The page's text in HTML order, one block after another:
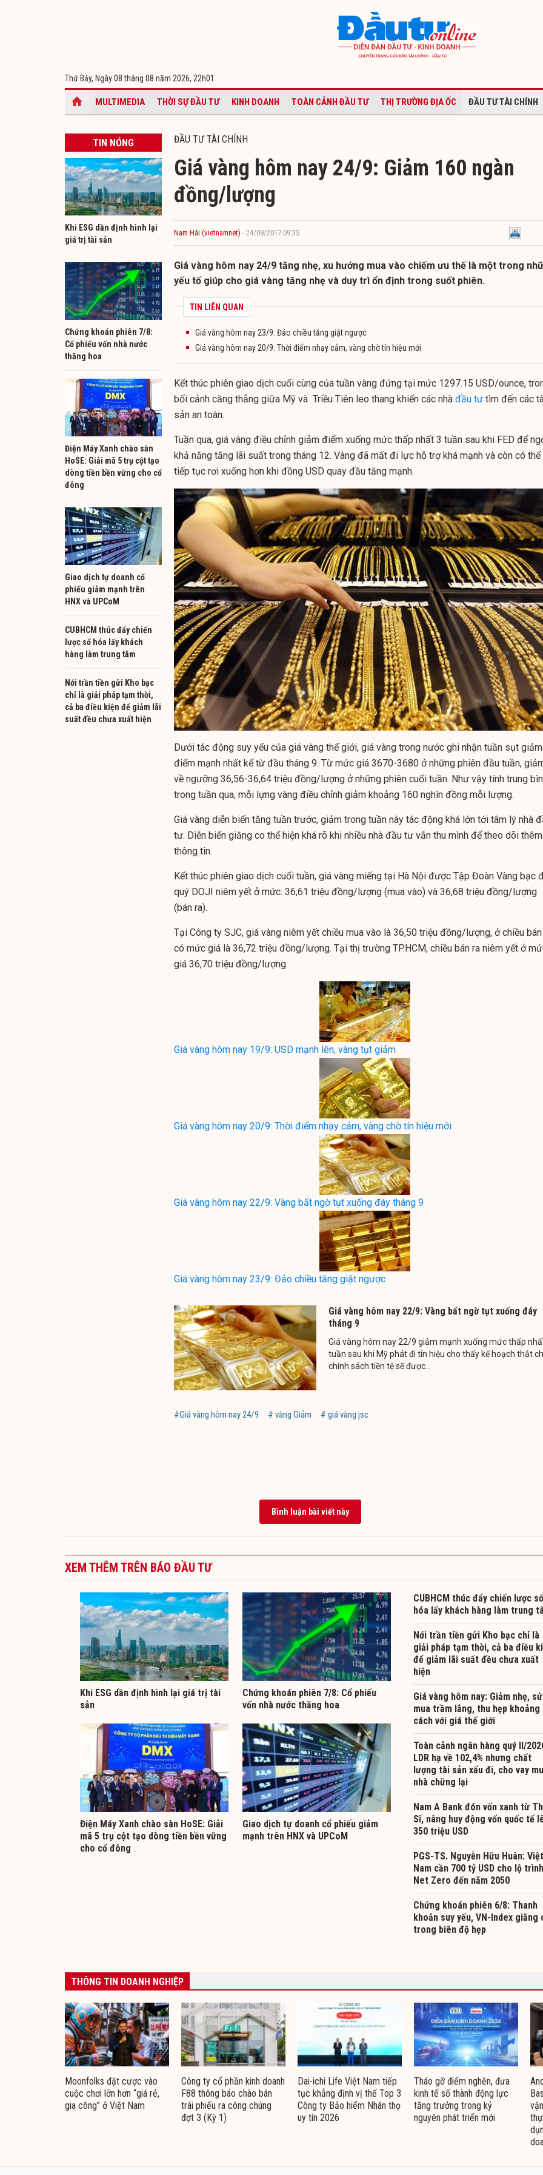
Thứ Bảy, Ngày 08 tháng 08 năm 2026, 22h01
MULTIMEDIA THỜI SỰ ĐẦU TƯ KINH DOANH TOÀN CẢNH ĐẦU TƯ THỊ TRƯỜNG ĐỊA ỐC ĐẦU TƯ TÀI CHÍNH
TIN NÓNG
Khi ESG dần định hình lại
giá trị tài sản
Chứng khoán phiên 7/8:
Cổ phiếu vốn nhà nước
thăng hoa
Điện Máy Xanh chào sàn
HoSE: Giải mã 5 trụ cột tạo
dòng tiền bền vững cho cổ
đông
Giao dịch tự doanh cổ
phiếu giảm mạnh trên
HNX và UPCoM
CUBHCM thúc đẩy chiến
lược số hóa lấy khách
hàng làm trung tâm
Nới trần tiền gửi Kho bạc
chỉ là giải pháp tạm thời,
cả ba điều kiện để giảm lãi
suất đều chưa xuất hiện
ĐẦU TƯ TÀI CHÍNH
Giá vàng hôm nay 24/9: Giảm 160 ngàn
đồng/lượng
Nam Hải (vietnamnet) - 24/09/2017 09:35
Giá vàng hôm nay 24/9 tăng nhẹ, xu hướng mua vào chiếm ưu thế là một trong
yếu tố giúp cho giá vàng tăng nhẹ và duy trì ổn định trong suốt phiên.
TIN LIÊN QUAN
Giá vàng hôm nay 23/9: Đảo chiều tăng giật ngược
Giá vàng hôm nay 20/9: Thời điểm nhạy cảm, vàng chờ tín hiệu mới
Kết thúc phiên giao dịch cuối cùng của tuần vàng đứng tại mức 1297.15 USD/ounce,
bối cảnh căng thẳng giữa Mỹ và Triều Tiên leo thang khiến các nhà đầu tư tìm đến các
sản an toàn.
Tuần qua, giá vàng điều chỉnh giảm điểm xuống mức thấp nhất 3 tuần sau khi FED để
khả năng tăng lãi suất trong tháng 12. Vàng đã mất đi lực hỗ trợ khá mạnh và còn có thể
tiếp tục rơi xuống hơn khi đồng USD quay đầu tăng mạnh.
Dưới tác động suy yếu của giá vàng thế giới, giá vàng trong nước ghi nhận tuần sụt giảm
điểm mạnh nhất kể từ đầu tháng 9. Từ mức giá 3670-3680 ở những phiên đầu tuần,
về ngưỡng 36,56-36,64 triệu đồng/lượng ở những phiên cuối tuần. Như vậy tính trung
trong tuần qua, mỗi lựng vàng điều chỉnh giảm khoảng 160 nghìn đồng mỗi lượng.
Giá vàng diễn biến tăng tuần trước, giảm trong tuần này tác động khá lớn tới tâm lý nhà
tư. Diễn biến giằng co thể hiện khá rõ khi nhiều nhà đầu tư vẫn thu mình để theo dõi thêm
thông tin.
Kết thúc phiên giao dịch cuối tuần, giá vàng miếng tại Hà Nội được Tập Đoàn Vàng bạc
quý DOJI niêm yết ở mức: 36,61 triệu đồng/lượng (mua vào) và 36,68 triệu đồng/lượng
(bán ra).
Tại Công ty SJC, giá vàng niêm yết chiều mua vào là 36,50 triệu đồng/lượng, ở chiều
có mức giá là 36,72 triệu đồng/lượng. Tại thị trường TP.HCM, chiều bán ra niêm yết ở
giá 36,70 triệu đồng/lượng.
Giá vàng hôm nay 19/9: USD mạnh lên, vàng tụt giảm
Giá vàng hôm nay 20/9: Thời điểm nhạy cảm, vàng chờ tín hiệu mới
Giá vàng hôm nay 22/9: Vàng bất ngờ tụt xuống đáy tháng 9
Giá vàng hôm nay 23/9: Đảo chiều tăng giật ngược
Giá vàng hôm nay 22/9: Vàng bất ngờ tụt xuống đáy
tháng 9
Giá vàng hôm nay 22/9 giảm mạnh xuống mức thấp
tuần sau khi Mỹ phát đi tín hiệu cho thấy kế hoạch thắt
chính sách tiền tệ sẽ được...
#Giá vàng hôm nay 24/9 # vàng Giảm # giá vàng jsc
Bình luận bài viết này
XEM THÊM TRÊN BÁO ĐẦU TƯ
Khi ESG dần định hình lại giá trị tài
sản
Chứng khoán phiên 7/8: Cổ phiếu
vốn nhà nước thăng hoa
Điện Máy Xanh chào sàn HoSE: Giải
mã 5 trụ cột tạo dòng tiền bền vững
cho cổ đông
Giao dịch tự doanh cổ phiếu giảm
mạnh trên HNX và UPCoM
CUBHCM thúc đẩy chiến lược số
hóa lấy khách hàng làm trung
Nới trần tiền gửi Kho bạc chỉ là
giải pháp tạm thời, cả ba điều
để giảm lãi suất đều chưa xuất
hiện
Giá vàng hôm nay: Giảm nhẹ,
mua trầm lắng, thu hẹp khoảng
cách với giá thế giới
Toàn cảnh ngân hàng quý II/
LDR hạ về 102,4% nhưng chất
lượng tài sản xấu đi, cho vay
nhà chững lại
Nam A Bank đón vốn xanh từ
Sĩ, nâng huy động vốn quốc tế
350 triệu USD
PGS-TS. Nguyễn Hữu Huân: Việt
Nam cần 700 tỷ USD cho lộ trình
Net Zero đến năm 2050
Chứng khoán phiên 6/8: Thanh
khoản suy yếu, VN-Index giằng
trong biên độ hẹp
THÔNG TIN DOANH NGHIỆP
Moonfolks đặt cược vào
cuộc chơi lớn hơn “giá rẻ,
gia công” ở Việt Nam
Công ty cổ phần kinh doanh
F88 thông báo chào bán
trái phiếu ra công chúng
đợt 3 (Kỳ 1)
Dai-ichi Life Việt Nam tiếp
tục khẳng định vị thế Top 3
Công ty Bảo hiểm Nhân thọ
uy tín 2026
Tháo gỡ điểm nghẽn, đưa
kinh tế số thành động lực
tăng trưởng trong kỷ
nguyên phát triển mới